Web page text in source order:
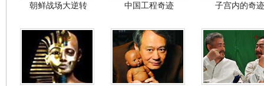
朝鲜战场大逆转 中国工程奇迹 子宫内的奇迹